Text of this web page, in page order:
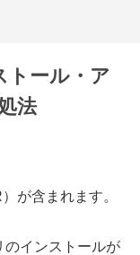
ール・ア
法
が含まれます。
のインストールが